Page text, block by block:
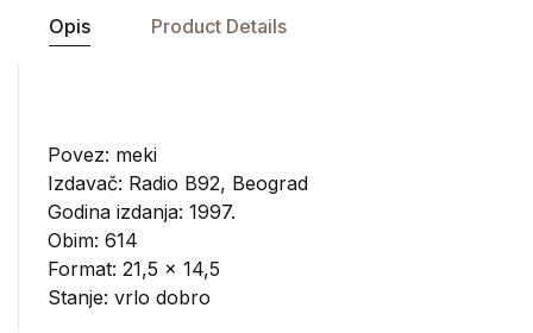
Opis Product Details
Povez: meki
Izdavač: Radio B92, Beograd
Godina izdanja: 1997.
Obim: 614
Format: 21,5 x 14,5
Stanje: vrlo dobro